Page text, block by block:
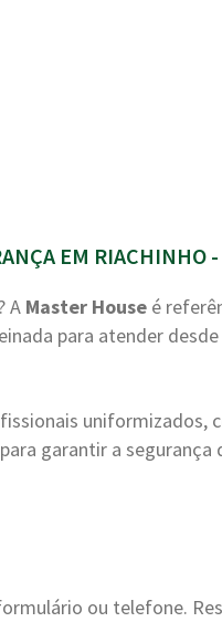
EM RIACHINHO
A Master House é
para atender
uniformizados,
garantir a segurança
ou telefone.